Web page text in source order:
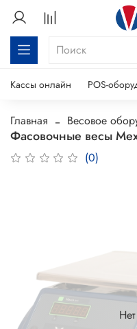
Кассы онлайн POS-
Главная Весовое
Фасовочные весы
(0)